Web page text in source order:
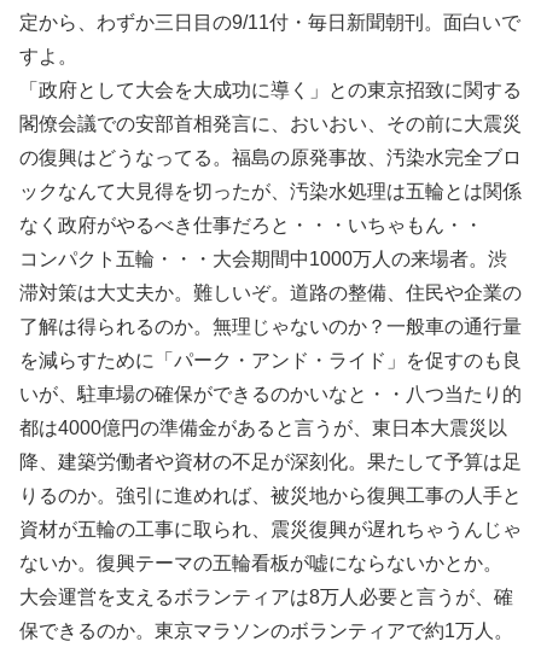
定から、わずか三日目の9/11付・毎日新聞朝刊。面白いで
すよ。
「政府として大会を大成功に導く」との東京招致に関する
閣僚会議での安部首相発言に、おいおい、その前に大震災
の復興はどうなってる。福島の原発事故、汚染水完全ブロ
ックなんて大見得を切ったが、汚染水処理は五輪とは関係
なく政府がやるべき仕事だろと・・・いちゃもん・・
コンパクト五輪・・・大会期間中1000万人の来場者。渋
滞対策は大丈夫か。難しいぞ。道路の整備、住民や企業の
了解は得られるのか。無理じゃないのか？一般車の通行量
を減らすために「パーク・アンド・ライド」を促すのも良
いが、駐車場の確保ができるのかいなと・・八つ当たり的
都は4000億円の準備金があると言うが、東日本大震災以
降、建築労働者や資材の不足が深刻化。果たして予算は足
りるのか。強引に進めれば、被災地から復興工事の人手と
資材が五輪の工事に取られ、震災復興が遅れちゃうんじゃ
ないか。復興テーマの五輪看板が嘘にならないかとか。
大会運営を支えるボランティアは8万人必要と言うが、確
保できるのか。東京マラソンのボランティアで約1万人。